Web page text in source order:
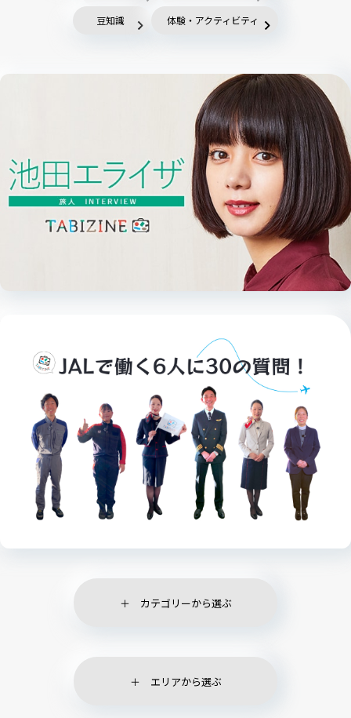
豆知識 体験・アクティビティ
カテゴリーから選ぶ
エリアから選ぶ